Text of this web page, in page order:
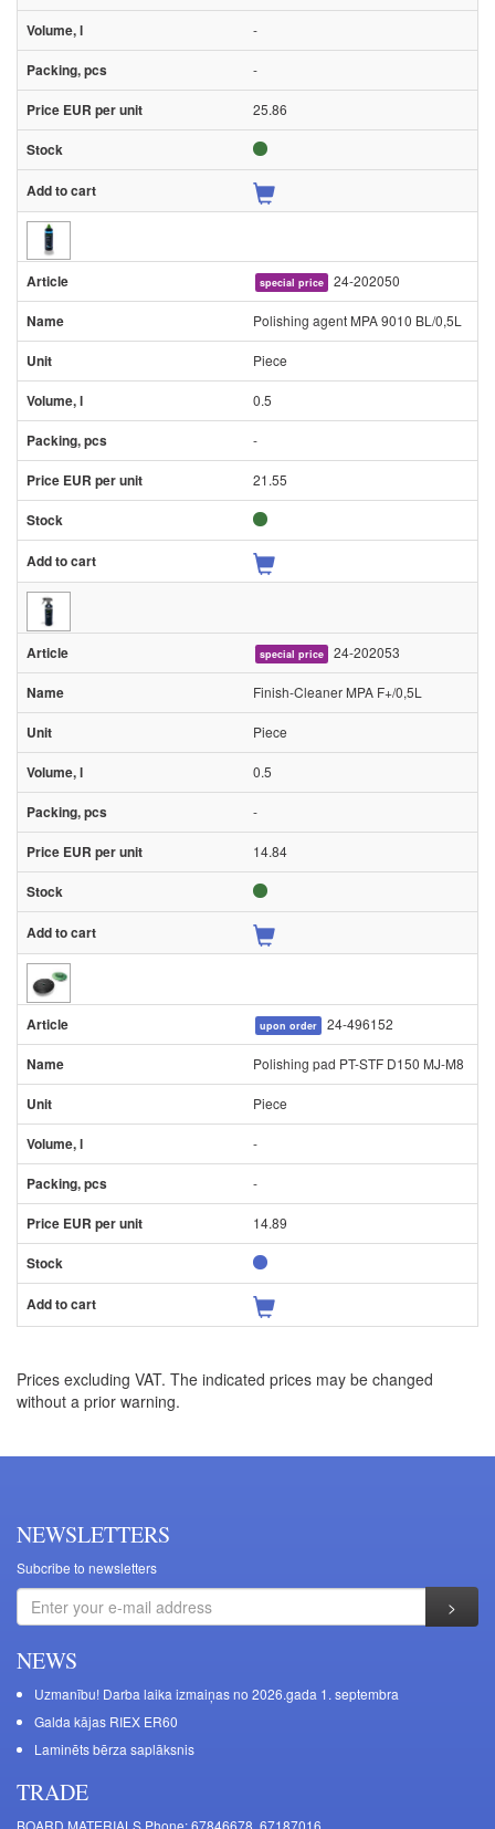
-
-
25.86
special price 24-202050
Polishing agent MPA 9010 BL/0,5L
Piece
0.5
-
21.55
special price 24-202053
Finish-Cleaner MPA F+/0,5L
Piece
0.5
-
14.84
upon order 24-496152
Polishing pad PT-STF D150 MJ-M8
Piece
-
-
14.89
Prices excluding VAT. The indicated prices may be changed
without a prior warning.
NEWSLETTERS
Subcribe to newsletters
NEWS
Uzmanību! Darba laika izmaiņas no 2026.gada 1. septembra
Galda kājas RIEX ER60
Laminēts bērza saplāksnis
TRADE
BOARD MATERIALS Phone: 67846678, 67187016